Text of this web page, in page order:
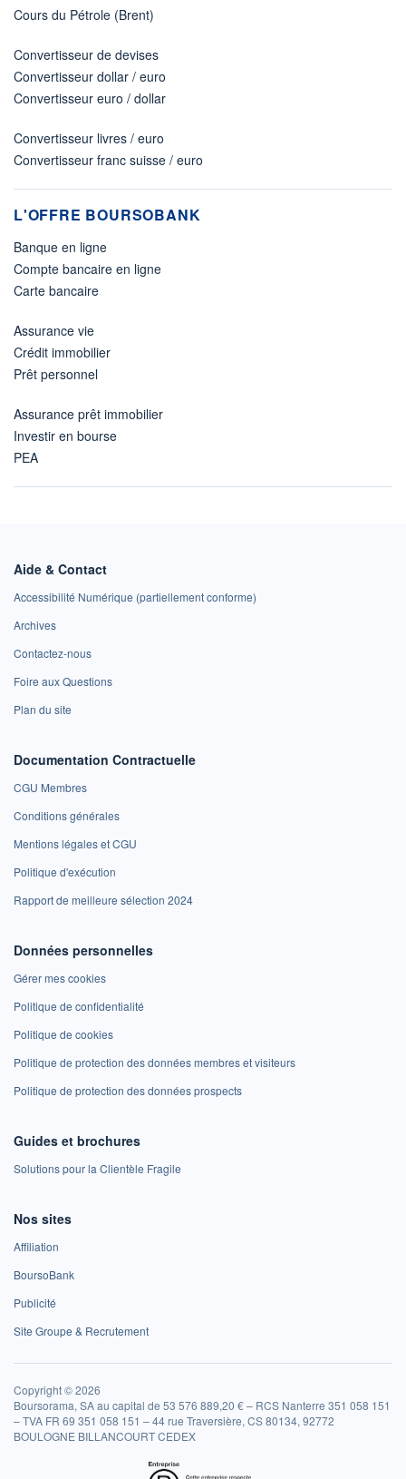
Cours du Pétrole (Brent)
Convertisseur de devises
Convertisseur dollar / euro
Convertisseur euro / dollar
Convertisseur livres / euro
Convertisseur franc suisse / euro
L'OFFRE BOURSOBANK
Banque en ligne
Compte bancaire en ligne
Carte bancaire
Assurance vie
Crédit immobilier
Prêt personnel
Assurance prêt immobilier
Investir en bourse
PEA
Aide & Contact
Accessibilité Numérique (partiellement conforme)
Archives
Contactez-nous
Foire aux Questions
Plan du site
Documentation Contractuelle
CGU Membres
Conditions générales
Mentions légales et CGU
Politique d'exécution
Rapport de meilleure sélection 2024
Données personnelles
Gérer mes cookies
Politique de confidentialité
Politique de cookies
Politique de protection des données membres et visiteurs
Politique de protection des données prospects
Guides et brochures
Solutions pour la Clientèle Fragile
Nos sites
Affiliation
BoursoBank
Publicité
Site Groupe & Recrutement
Copyright © 2026
Boursorama, SA au capital de 53 576 889,20 € – RCS Nanterre 351 058 151
– TVA FR 69 351 058 151 – 44 rue Traversière, CS 80134, 92772
BOULOGNE BILLANCOURT CEDEX